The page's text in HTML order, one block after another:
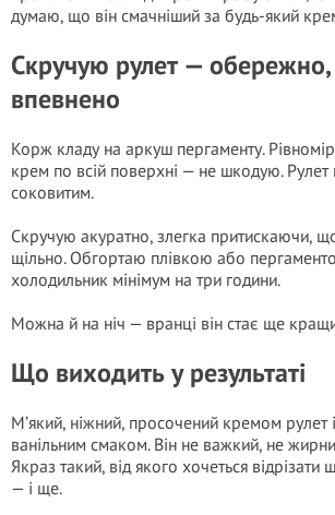
думаю, що він смачніший за будь-який
Скручую рулет — обережно,
впевнено
Корж кладу на аркуш пергаменту.
крем по всій поверхні — не шкодую.
соковитим.
Скручую акуратно, злегка притискаючи,
щільно. Обгортаю плівкою або
холодильник мінімум на три години.
Можна й на ніч — вранці він стає ще
Що виходить у результаті
М’який, ніжний, просочений кремом рулет
ванільним смаком. Він не важкий, не
Якраз такий, від якого хочеться
— і ще.